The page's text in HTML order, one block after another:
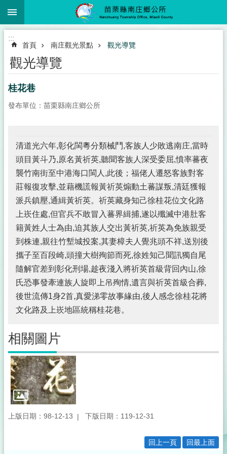
跳到主要內容區塊
:::
首頁 南庄觀光景點 觀光導覽
觀光導覽
桂花巷
發布單位：苗栗縣南庄鄉公所
清道光六年,彰化閩粵分類械鬥,客族人少敗逃南庄,當時
頭目黃斗乃,原名黃祈英,聽聞客族人深受委屈,憤率蕃夜
襲竹南街至中港海口閩人,此後；福佬人遷怒客族對客
莊報復攻擊,並藉機謊報黃祈英煽動土蕃謀叛,清廷獲報
派兵鎮壓,通緝黃祈英。祈英藏身知己徐桂花位文化路
上崁住處,但官兵不敢冒入蕃界緝捕,遂以殲滅中港肚客
籍黃姓人士為由,迫其族人交出黃祈英,祈英為免族親受
到株連,親往竹塹城投案,其妻樟夫人覺兆頭不祥,送別後
攜子至百段崎,頭撞大樹殉節而死,徐姓知己聞訊獨自尾
隨解官差到彰化刑場,趁夜淺入將祈英首級背回內山,徐
氏恐事發牽連族人旋即上吊殉情,遺言與祈英首級合葬,
後世流傳1身2首,真愛涕零故事緣由,後人感念徐桂花將
文化路及上崁地區統稱桂花巷。
相關圖片
上版日期：98-12-13 下版日期：119-12-31
回上一頁 回最上面